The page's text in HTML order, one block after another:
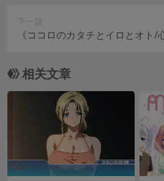
下一篇
《ココロのカタチとイロとオト/
相关文章